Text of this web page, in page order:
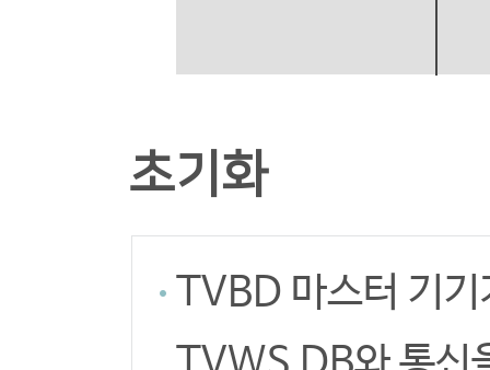
초기화
TVBD 마스터 기기